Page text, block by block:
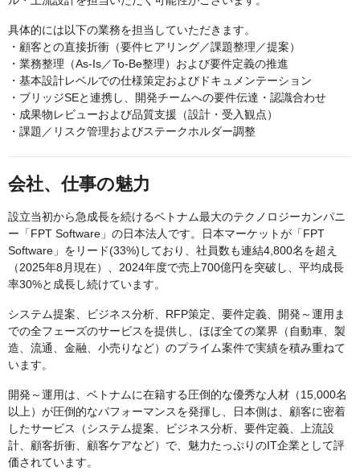
具体的には以下の業務を担当していただきます。
・顧客との直接折衝（要件ヒアリング／課題整理／提案）
・業務整理（As-Is／To-Be整理）および要件定義の推進
・基本設計レベルでの仕様策定およびドキュメンテーション
・ブリッジSEと連携し、開発チームへの要件伝達・認識合わせ
・成果物レビューおよび品質支援（設計・受入観点）
・課題／リスク管理およびステークホルダー調整
会社、仕事の魅力
設立当初から急成長を続けるベトナム最大のテクノロジーカンパニ
ー「FPT Software」の日本法人です。日本マーケットが「FPT
Software」をリード(33%)しており、社員数も連結4,800名を超え
（2025年8月現在）、2024年度で売上700億円を突破し、平均成長
率30%と成長し続けています。
システム提案、ビジネス分析、RFP策定、要件定義、開発～運用ま
での全フェーズのサービスを提供し、ほぼ全ての業界（自動車、製
造、流通、金融、小売りなど）のプライム案件で実績を積み重ねて
います。
開発～運用は、ベトナムに在籍する圧倒的な優秀な人材（15,000名
以上）が圧倒的なパフォーマンスを発揮し、日本側は、顧客に密着
したサービス（システム提案、ビジネス分析、要件定義、上流設
計、顧客折衝、顧客ケアなど）で、魅力たっぷりのIT企業として評
価されています。